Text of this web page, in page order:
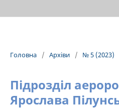
Головна / Архіви / № 5 (2023)
Підрозділ
Ярослава